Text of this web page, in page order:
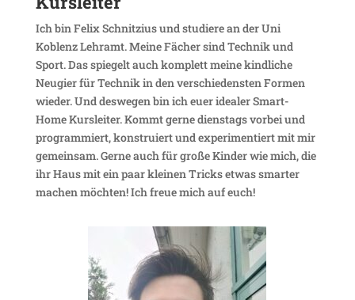
Ich bin Felix Schnit­zius und studiere an der Uni
Koblenz Lehramt. Meine Fächer sind Technik und
Sport. Das spie­gelt auch komplett meine kind­liche
Neugier für Technik in den verschie­densten Formen
wieder. Und deswegen bin ich euer idealer Smart-
Home Kurs­leiter. Kommt gerne diens­tags vorbei und
program­miert, konstru­iert und expe­ri­men­tiert mit mir
gemeinsam. Gerne auch für große Kinder wie mich, die
ihr Haus mit ein paar kleinen Tricks etwas smarter
machen möchten! Ich freue mich auf euch!